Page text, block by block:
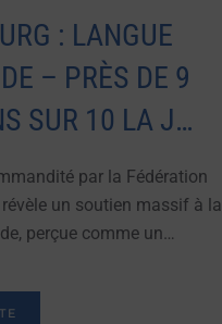
: LANGUE
– PRÈS DE 9
SUR 10 LA J…
par la Fédération
un soutien massif à la
perçue comme un…